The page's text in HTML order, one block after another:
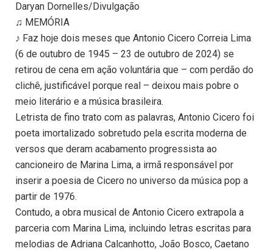
Daryan Dornelles/Divulgação
♫ MEMÓRIA
♪ Faz hoje dois meses que Antonio Cicero Correia Lima
(6 de outubro de 1945 – 23 de outubro de 2024) se
retirou de cena em ação voluntária que – com perdão do
clichê, justificável porque real – deixou mais pobre o
meio literário e a música brasileira.
Letrista de fino trato com as palavras, Antonio Cicero foi
poeta imortalizado sobretudo pela escrita moderna de
versos que deram acabamento progressista ao
cancioneiro de Marina Lima, a irmã responsável por
inserir a poesia de Cicero no universo da música pop a
partir de 1976.
Contudo, a obra musical de Antonio Cicero extrapola a
parceria com Marina Lima, incluindo letras escritas para
melodias de Adriana Calcanhotto, João Bosco, Caetano